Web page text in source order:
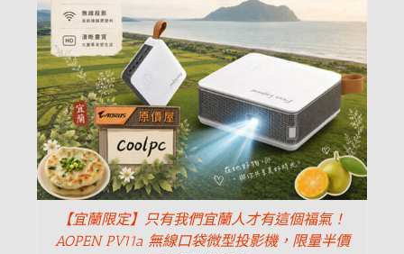
【宜蘭限定】只有我們宜蘭人才有這個福氣！
AOPEN PV11a 無線口袋微型投影機，限量半價